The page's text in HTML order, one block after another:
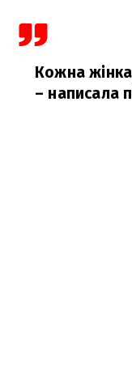
Кожна жінка
– написала